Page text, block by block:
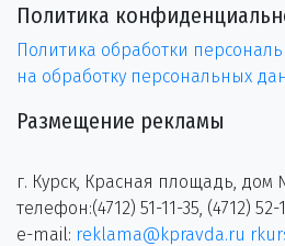
Политика
Политика обработки
на обработку персональных
Размещение рекламы
г. Курск, Красная площадь,
телефон:(4712) 51-11-35, (4712) 52-
e-mail: reklama@kpravda.ru